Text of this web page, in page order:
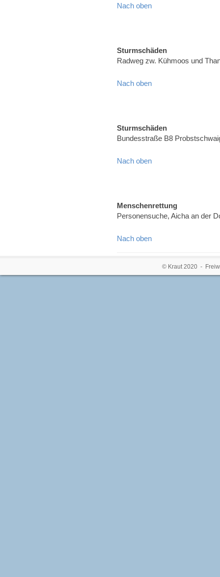
Nach oben
Sturmschäden
Radweg zw. Kühmoos und
Nach oben
Sturmschäden
Bundesstraße B8
Nach oben
Menschenrettung
Personensuche, Aicha an der
Nach oben
© Kraut 2020 -